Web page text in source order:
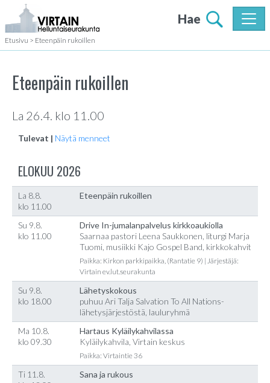
Hae
Etusivu > Eteenpäin rukoillen
Eteenpäin rukoillen
La 26.4. klo 11.00
Tulevat | Näytä menneet
ELOKUU 2026
La 8.8.
klo 11.00
Eteenpäin rukoillen
Su 9.8.
klo 11.00
Drive In-jumalanpalvelus kirkkoaukiolla
Saarnaa pastori Leena Saukkonen, liturgi Marja
Tuomi, musiikki Kajo Gospel Band, kirkkokahvit
Paikka: Kirkon parkkipaikka, (Rantatie 9) | Järjestäjä:
Virtain ev.lut.seurakunta
Su 9.8.
klo 18.00
Lähetyskokous
puhuu Ari Talja Salvation To All Nations-
lähetysjärjestöstä, lauluryhmä
Ma 10.8.
klo 09.30
Hartaus Kyläilykahvilassa
Kyläilykahvila, Virtain keskus
Paikka: Virtaintie 36
Ti 11.8.
Sana ja rukous